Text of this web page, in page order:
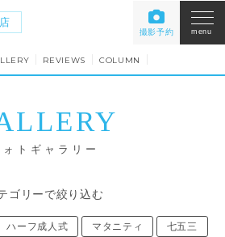
撮影予約 menu
REVIEWS COLUMN
ォトギャラリー
ゴリーで絞り込む
ハーフ成人式 マタニティ
七五三